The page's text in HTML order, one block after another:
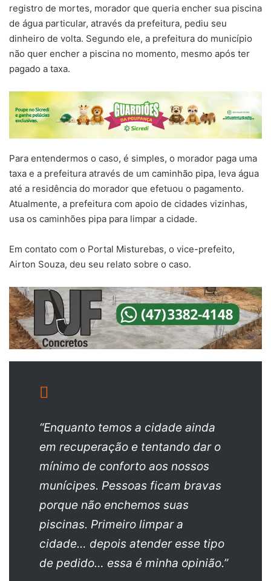
registro de mortes, morador que queria encher sua piscina
de água particular, através da prefeitura, pediu seu
dinheiro de volta. Segundo ele, a prefeitura do município
não quer encher a piscina no momento, mesmo após ter
pagado a taxa.
Para entendermos o caso, é simples, o morador paga uma
taxa e a prefeitura através de um caminhão pipa, leva água
até a residência do morador que efetuou o pagamento.
Atualmente, a prefeitura com apoio de cidades vizinhas,
usa os caminhões pipa para limpar a cidade.
Em contato com o Portal Misturebas, o vice-prefeito,
Airton Souza, deu seu relato sobre o caso.
“Enquanto temos a cidade ainda
em recuperação e tentando dar o
mínimo de conforto aos nossos
munícipes. Pessoas ficam bravas
porque não enchemos suas
piscinas. Primeiro limpar a
cidade… depois atender esse tipo
de pedido… essa é minha opinião.”